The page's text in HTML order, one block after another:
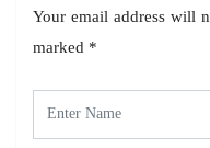
Your email address will
marked *